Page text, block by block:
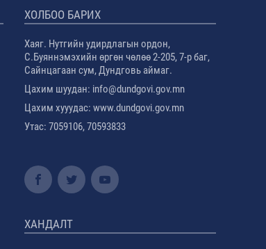
ХОЛБОО БАРИХ
Хаяг. Нутгийн удирдлагын ордон,
С.Буяннэмэхийн өргөн чөлөө 2-205, 7-р баг,
Сайнцагаан сум, Дундговь аймаг.
Цахим шуудан: info@dundgovi.gov.mn
Цахим хууудас: www.dundgovi.gov.mn
Утас: 7059106, 70593833
ХАНДАЛТ